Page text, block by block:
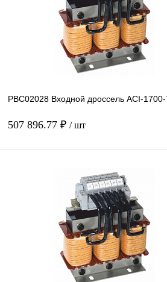
Под заказ
PBC02028 Входной дроссель ACI-
507 896.77 ₽ / шт
В корзину
Купить в 1 клик Сравнение
Под заказ